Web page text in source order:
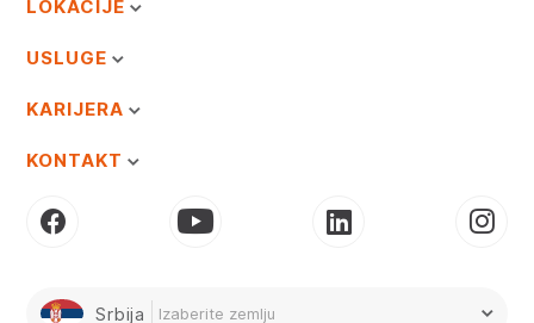
LOKACIJE
USLUGE
KARIJERA
KONTAKT
Srbija Izaberite zemlju